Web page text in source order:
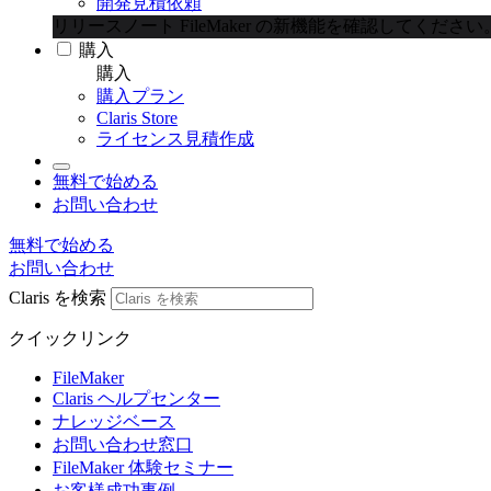
リリースノート
FileMaker の新機能を確認してください。
購入
購入
購入プラン
Claris Store
ライセンス見積作成
無料で始める
お問い合わせ
無料で始める
お問い合わせ
Claris を検索
クイックリンク
FileMaker
Claris ヘルプセンター
ナレッジベース
お問い合わせ窓口
FileMaker 体験セミナー